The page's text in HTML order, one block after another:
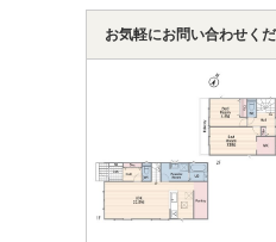
お気軽にお問い合わせく